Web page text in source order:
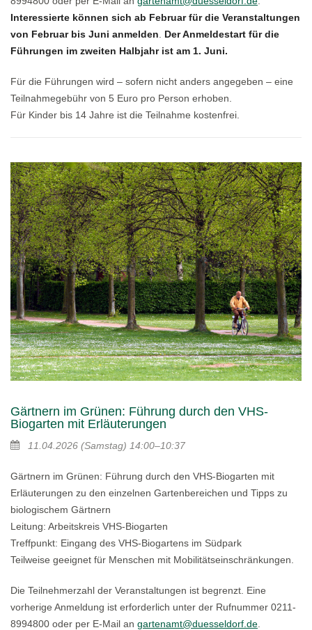
Interessierte können sich ab Februar für die Veranstaltungen
von Februar bis Juni anmelden
Der Anmeldestart für die
Führungen im zweiten Halbjahr ist am 1. Juni.
Für die Führungen wird – sofern nicht anders angegeben – eine
Teilnahmegebühr von 5 Euro pro Person erhoben.
Für Kinder bis 14 Jahre ist die Teilnahme kostenfrei.
Gärtnern im Grünen: Führung durch den VHS-
Biogarten mit Erläuterungen
11.04.2026 (Samstag) 14:00–10:37
Gärtnern im Grünen: Führung durch den VHS-Biogarten mit
Erläuterungen zu den einzelnen Gartenbereichen und Tipps zu
biologischem Gärtnern
Leitung: Arbeitskreis VHS-Biogarten
Treffpunkt: Eingang des VHS-Biogartens im Südpark
Teilweise geeignet für Menschen mit Mobilitätseinschränkungen.
Die Teilnehmerzahl der Veranstaltungen ist begrenzt. Eine
vorherige Anmeldung ist erforderlich unter der Rufnummer 0211-
8994800 oder per E-Mail an gartenamt@duesseldorf.de